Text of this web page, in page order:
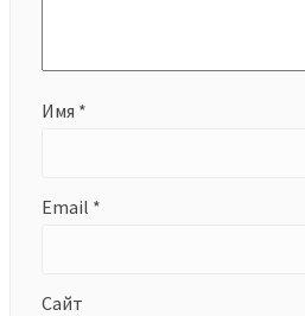
Имя *
Email *
Сайт